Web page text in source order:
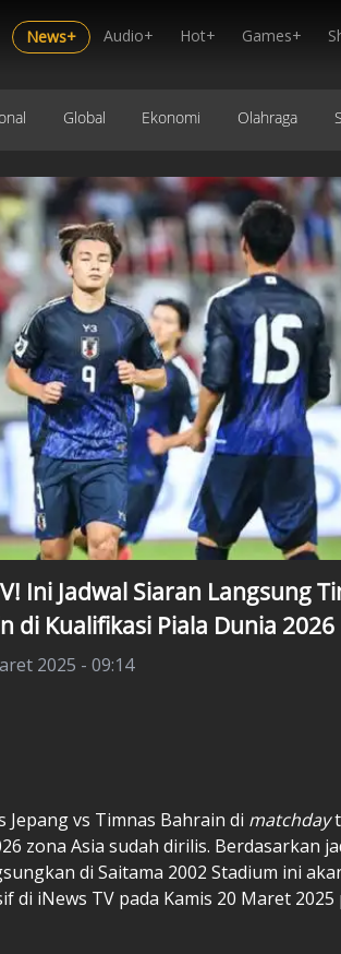
News+ Audio+ Hot+ Games+
Global Ekonomi Olahraga
Ini Jadwal Siaran Langsung
di Kualifikasi Piala Dunia 2026
2025 - 09:14
Jepangvs Timnas Bahrain di matchday
zona Asia sudah dirilis. Berdasarkan
di Saitama 2002 Stadium ini
di iNews TV pada Kamis 20 Maret